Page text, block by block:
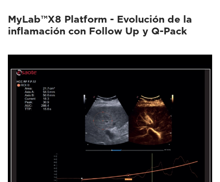
MyLab™X8 Platform - Evolución de la
inflamación con Follow Up y Q-Pack